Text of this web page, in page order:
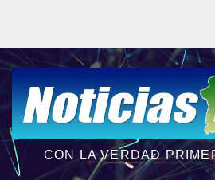
CON LA VERDAD